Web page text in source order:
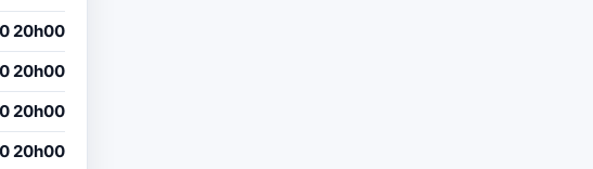
20h00
20h00
20h00
20h00